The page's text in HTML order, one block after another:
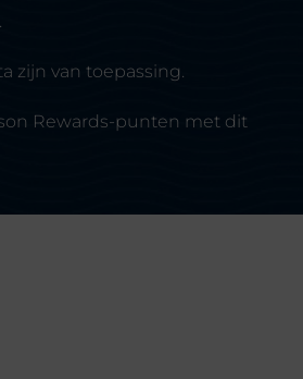
zijn van toepassing.
Rewards-punten met dit